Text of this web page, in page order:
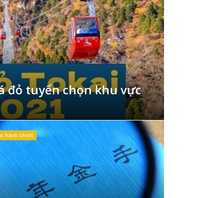
đỏ tuyển chọn khu vực
hành chính